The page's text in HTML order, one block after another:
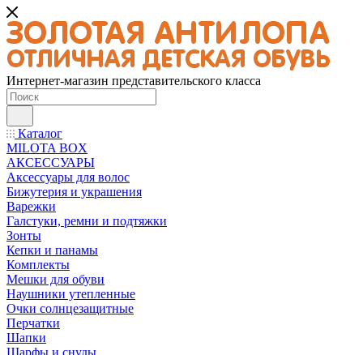
Интернет-магазин представительского класса
Каталог
MILOTA BOX
АКСЕССУАРЫ
Аксессуары для волос
Бижутерия и украшения
Варежки
Галстуки, ремни и подтяжки
Зонты
Кепки и панамы
Комплекты
Мешки для обуви
Наушники утепленные
Очки солнцезащитные
Перчатки
Шапки
Шарфы и снуды